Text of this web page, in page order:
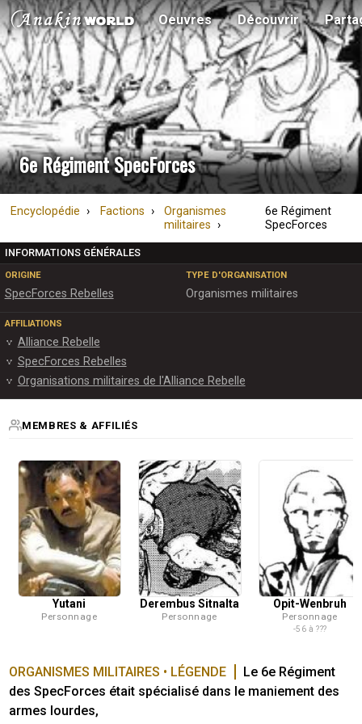
Oeuvres Découvrir
6e Régiment SpecForces
Encyclopédie Factions
Organismes
militaires
6e Régiment
SpecForces
INFORMATIONS GÉNÉRALES
ORIGINE
SpecForces Rebelles
TYPE D'ORGANISATION
Organismes militaires
AFFILIATIONS
Alliance Rebelle
SpecForces Rebelles
Organisations militaires de l'Alliance Rebelle
MEMBRES & AFFILIÉS
Yutani
Personnage
Derembus Sitnalta
Personnage
Opit-Wenbruh
Personnage
-56 à ???
ORGANISMES MILITAIRES • LÉGENDE
Le 6e Régiment
des SpecForces était spécialisé dans le maniement des
armes lourdes,